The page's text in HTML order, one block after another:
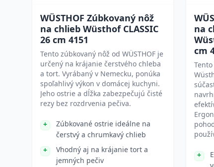
WÜSTHOF Zúbkovaný nôž
na chlieb Wüsthof CLASSIC
26 cm 4151
Tento zúbkovaný nôž od WÜSTHOF je
určený na krájanie čerstvého chleba
a tort. Vyrábaný v Nemecku, ponúka
spoľahlivý výkon v domácej kuchyni.
Jeho ostrie a dĺžka zabezpečujú čisté
rezy bez rozdrvenia pečiva.
Zúbkované ostrie ideálne na
čerstvý a chrumkavý chlieb
Vhodný aj na krájanie tort a
jemných pečiv
na
cm